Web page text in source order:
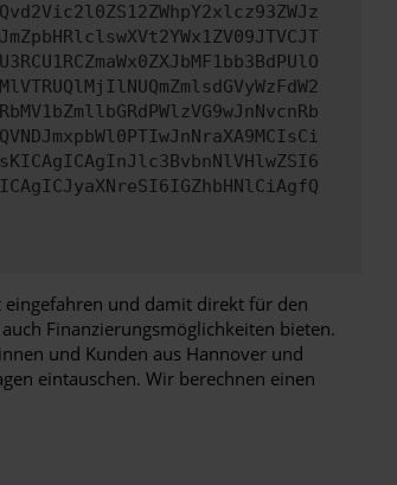
eingefahren und damit direkt für den
Finanzierungsmöglichkeiten bieten.
und Kunden aus Hannover und
eintauschen. Wir berechnen einen